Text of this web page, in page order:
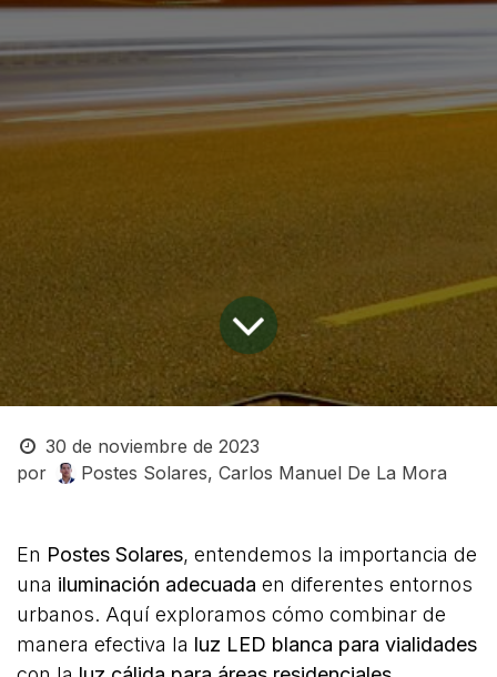
30 de noviembre de 2023
por
Postes Solares, Carlos Manuel De La Mora
En Postes Solares, entendemos la importancia de
una iluminación adecuada en diferentes entornos
urbanos. Aquí exploramos cómo combinar de
manera efectiva la luz LED blanca para vialidades